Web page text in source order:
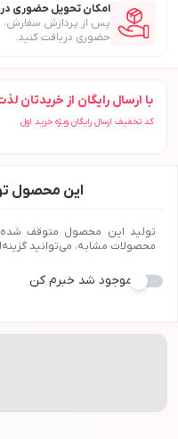
امکان تحویل حضوری
پس از پردازش سفارش،
حضوری دریافت کنید.
با ارسال رایگان از خریدتان
کد تخفیف ارسال رایگان ویژه خرید اول
این محصول
تولید این محصول متوقف
محصولات مشابه، می‌توانید
موجود شد خبرم کن